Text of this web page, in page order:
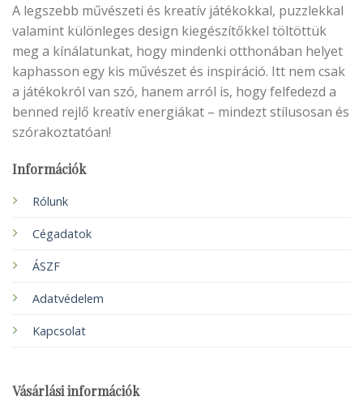
A legszebb művészeti és kreatív játékokkal, puzzlekkal
valamint különleges design kiegészítőkkel töltöttük
meg a kínálatunkat, hogy mindenki otthonában helyet
kaphasson egy kis művészet és inspiráció. Itt nem csak
a játékokról van szó, hanem arról is, hogy felfedezd a
benned rejlő kreatív energiákat – mindezt stílusosan és
szórakoztatóan!
Információk
Rólunk
Cégadatok
ÁSZF
Adatvédelem
Kapcsolat
Vásárlási információk